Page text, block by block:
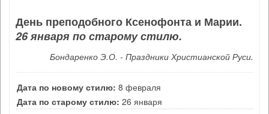
День преподобного Ксенофонта и Марии.
26 января по старому стилю.
Бондаренко Э.О. - Праздники Христианской Руси.
Дата по новому стилю: 8 февраля
Дата по старому стилю: 26 января